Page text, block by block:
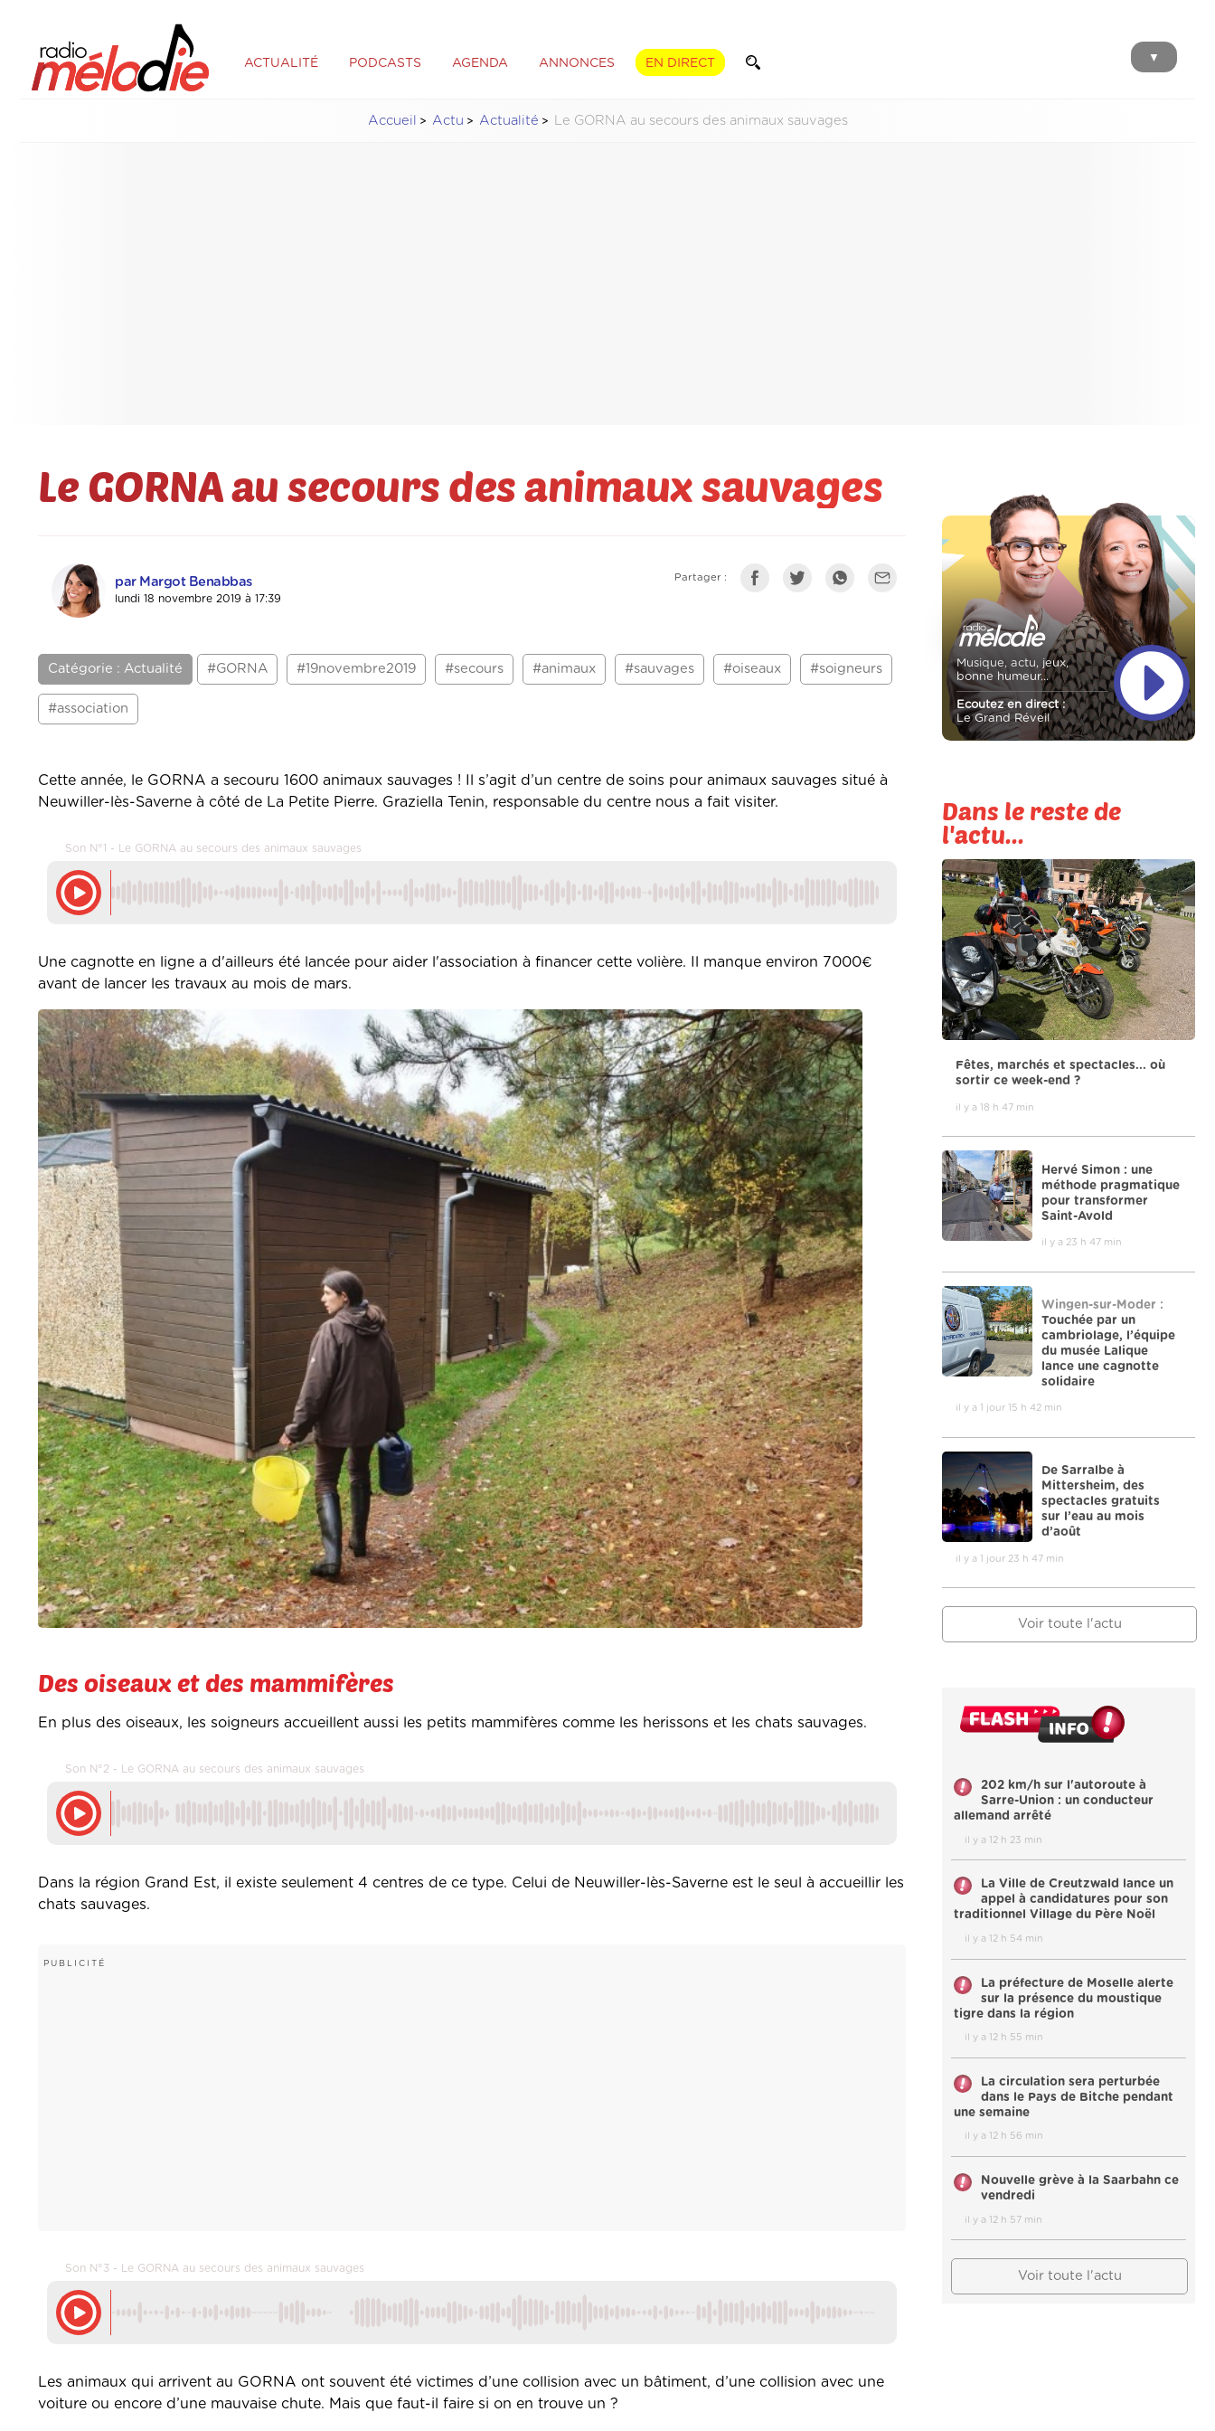
ACTUALITÉ PODCASTS AGENDA ANNONCES EN DIRECT ▼
Accueil Actu Actualité Le GORNA au secours des animaux sauvages
Le GORNA au secours des animaux sauvages
par Margot Benabbas
lundi 18 novembre 2019 à 17:39
Partager :
Catégorie : Actualité #GORNA #19novembre2019 #secours #animaux #sauvages #oiseaux #soigneurs
#association
Cette année, le GORNA a secouru 1600 animaux sauvages ! Il s’agit d’un centre de soins pour animaux sauvages situé à
Neuwiller-lès-Saverne à côté de La Petite Pierre. Graziella Tenin, responsable du centre nous a fait visiter.
Son N°1 - Le GORNA au secours des animaux sauvages
Une cagnotte en ligne a d'ailleurs été lancée pour aider l'association à financer cette volière. Il manque environ 7000€
avant de lancer les travaux au mois de mars.
Des oiseaux et des mammifères
En plus des oiseaux, les soigneurs accueillent aussi les petits mammifères comme les herissons et les chats sauvages.
Son N°2 - Le GORNA au secours des animaux sauvages
Dans la région Grand Est, il existe seulement 4 centres de ce type. Celui de Neuwiller-lès-Saverne est le seul à accueillir les
chats sauvages.
Son N°3 - Le GORNA au secours des animaux sauvages
Les animaux qui arrivent au GORNA ont souvent été victimes d’une collision avec un bâtiment, d’une collision avec une
voiture ou encore d’une mauvaise chute. Mais que faut-il faire si on en trouve un ?
Musique, actu, jeux,
bonne humeur...
Ecoutez en direct :
Le Grand Réveil
Dans le reste de
l'actu...
Fêtes, marchés et spectacles... où
sortir ce week-end ?
il y a 18 h 47 min
Hervé Simon : une
méthode pragmatique
pour transformer
Saint-Avold
il y a 23 h 47 min
Wingen-sur-Moder :
Touchée par un
cambriolage, l’équipe
du musée Lalique
lance une cagnotte
solidaire
il y a 1 jour 15 h 42 min
De Sarralbe à
Mittersheim, des
spectacles gratuits
sur l’eau au mois
d’août
il y a 1 jour 23 h 47 min
Voir toute l'actu
202 km/h sur l'autoroute à
Sarre-Union : un conducteur
allemand arrêté
il y a 12 h 23 min
La Ville de Creutzwald lance un
appel à candidatures pour son
traditionnel Village du Père Noël
il y a 12 h 54 min
La préfecture de Moselle alerte
sur la présence du moustique
tigre dans la région
il y a 12 h 55 min
La circulation sera perturbée
dans le Pays de Bitche pendant
une semaine
il y a 12 h 56 min
Nouvelle grève à la Saarbahn ce
vendredi
il y a 12 h 57 min
Voir toute l'actu